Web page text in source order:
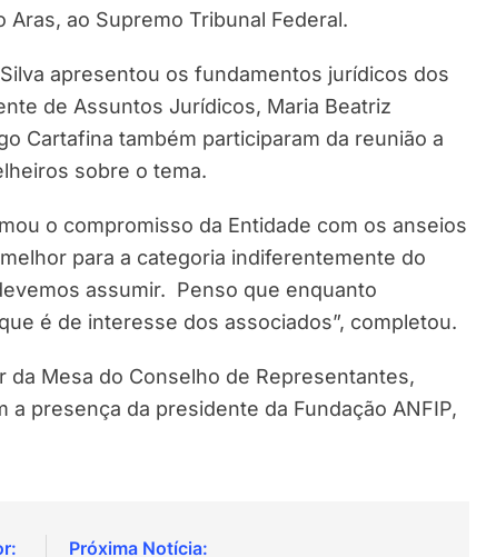
ao Supremo Tribunal Federal.
apresentou os fundamentos jurídicos dos
de Assuntos Jurídicos, Maria Beatriz
Cartafina também participaram da reunião a
sobre o tema.
o compromisso da Entidade com os anseios
para a categoria indiferentemente do
assumir. Penso que enquanto
é de interesse dos associados”, completou.
Mesa do Conselho de Representantes,
presença da presidente da Fundação ANFIP,